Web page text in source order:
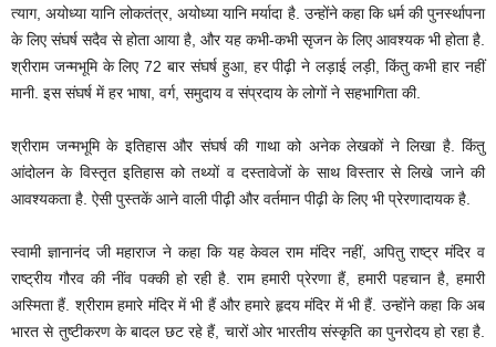
त्याग, अयोध्या यानि लोकतंत्र, अयोध्या यानि मर्यादा है. उन्होंने कहा कि धर्म की पुनर्स्थापना
के लिए संघर्ष सदैव से होता आया है, और यह कभी-कभी सृजन के लिए आवश्यक भी होता है.
श्रीराम जन्मभूमि के लिए 72 बार संघर्ष हुआ, हर पीढ़ी ने लड़ाई लड़ी, किंतु कभी हार नहीं
मानी. इस संघर्ष में हर भाषा, वर्ग, समुदाय व संप्रदाय के लोगों ने सहभागिता की.
श्रीराम जन्मभूमि के इतिहास और संघर्ष की गाथा को अनेक लेखकों ने लिखा है. किंतु
आंदोलन के विस्तृत इतिहास को तथ्यों व दस्तावेजों के साथ विस्तार से लिखे जाने की
आवश्यकता है. ऐसी पुस्तकें आने वाली पीढ़ी और वर्तमान पीढ़ी के लिए भी प्रेरणादायक है.
स्वामी ज्ञानानंद जी महाराज ने कहा कि यह केवल राम मंदिर नहीं, अपितु राष्ट्र मंदिर व
राष्ट्रीय गौरव की नींव पक्की हो रही है. राम हमारी प्रेरणा हैं, हमारी पहचान है, हमारी
अस्मिता हैं. श्रीराम हमारे मंदिर में भी हैं और हमारे हृदय मंदिर में भी हैं. उन्होंने कहा कि अब
भारत से तुष्टीकरण के बादल छट रहे हैं, चारों ओर भारतीय संस्कृति का पुनरोदय हो रहा है.